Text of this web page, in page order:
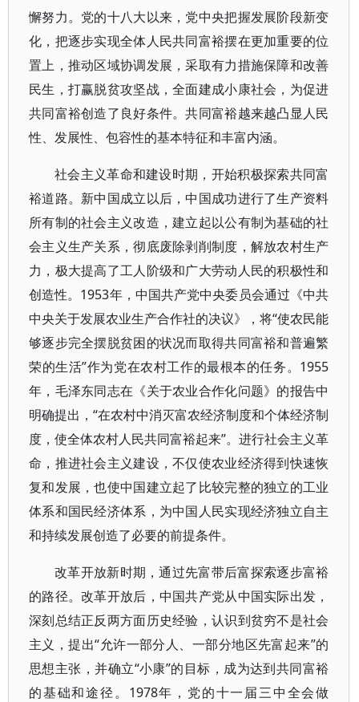
懈努力。党的十八大以来，党中央把握发展阶段新变
化，把逐步实现全体人民共同富裕摆在更加重要的位
置上，推动区域协调发展，采取有力措施保障和改善
民生，打赢脱贫攻坚战，全面建成小康社会，为促进
共同富裕创造了良好条件。共同富裕越来越凸显人民
性、发展性、包容性的基本特征和丰富内涵。
社会主义革命和建设时期，开始积极探索共同富
裕道路。新中国成立以后，中国成功进行了生产资料
所有制的社会主义改造，建立起以公有制为基础的社
会主义生产关系，彻底废除剥削制度，解放农村生产
力，极大提高了工人阶级和广大劳动人民的积极性和
创造性。1953年，中国共产党中央委员会通过《中共
中央关于发展农业生产合作社的决议》，将“使农民能
够逐步完全摆脱贫困的状况而取得共同富裕和普遍繁
荣的生活”作为党在农村工作的最根本的任务。1955
年，毛泽东同志在《关于农业合作化问题》的报告中
明确提出，“在农村中消灭富农经济制度和个体经济制
度，使全体农村人民共同富裕起来”。进行社会主义革
命，推进社会主义建设，不仅使农业经济得到快速恢
复和发展，也使中国建立起了比较完整的独立的工业
体系和国民经济体系，为中国人民实现经济独立自主
和持续发展创造了必要的前提条件。
改革开放新时期，通过先富带后富探索逐步富裕
的路径。改革开放后，中国共产党从中国实际出发，
深刻总结正反两方面历史经验，认识到贫穷不是社会
主义，提出“允许一部分人、一部分地区先富起来”的
思想主张，并确立“小康”的目标，成为达到共同富裕
的基础和途径。1978年，党的十一届三中全会做